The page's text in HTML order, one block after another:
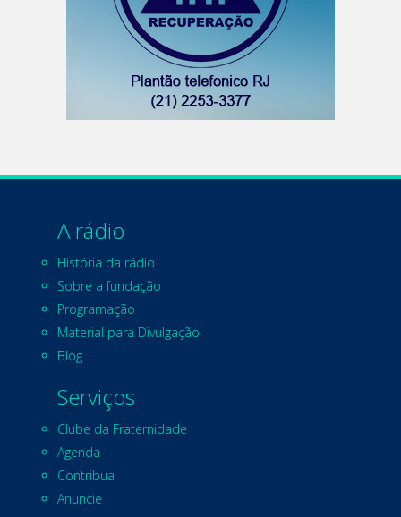
A rádio
História da rádio
Sobre a fundação
Programação
Material para Divulgação
Blog
Serviços
Clube da Fraternidade
Agenda
Contribua
Anuncie